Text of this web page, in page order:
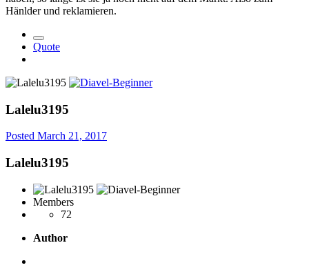
Hänlder und reklamieren.
Quote
Lalelu3195
Posted March 21, 2017
Lalelu3195
Members
72
Author